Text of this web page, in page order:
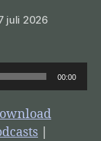
juli 2026
00:00